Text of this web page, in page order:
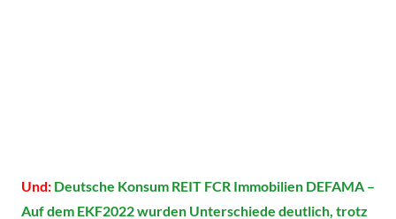
Und: Deutsche Konsum REIT FCR Immobilien DEFAMA –
Auf dem EKF2022 wurden Unterschiede deutlich, trotz